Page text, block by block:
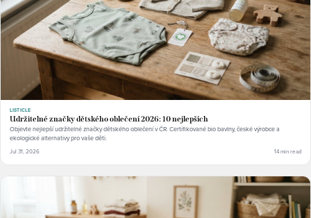
LISTICLE
Udržitelné značky dětského oblečení 2026: 10 nejlepších
Objevte nejlepší udržitelné značky dětského oblečení v ČR. Certifikované bio bavlny, české výrobce a
ekologické alternativy pro vaše děti.
Jul 31, 2026 14 min read